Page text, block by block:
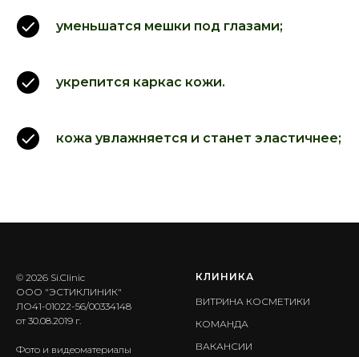
уменьшатся мешки под глазами;
укрепится каркас кожи.
кожа увлажняется и станет эластичнее;
© 2026 Si.Clinic
ООО "ЭСТИКЛИНИК"
ЛО41-01022-56/00334148
от 30.08.2019 г.
Фото и видеоматериалы
КЛИНИКА
ВИТРИНА КОСМЕТИКИ
КОМАНДА
ВАКАНСИИ